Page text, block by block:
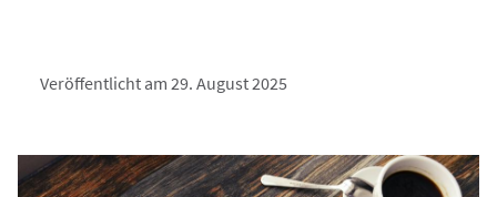
Veröffentlicht am 29. August 2025